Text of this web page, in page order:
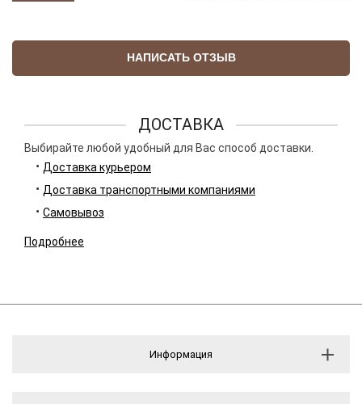
НАПИСАТЬ ОТЗЫВ
ДОСТАВКА
Выбирайте любой удобный для Вас способ доставки.
Доставка курьером
Доставка транспортными компаниями
Самовывоз
Подробнее
Информация